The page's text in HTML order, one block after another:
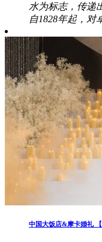
水为标志，传递
自1828年起，对
中国大饭店&摩卡婚礼